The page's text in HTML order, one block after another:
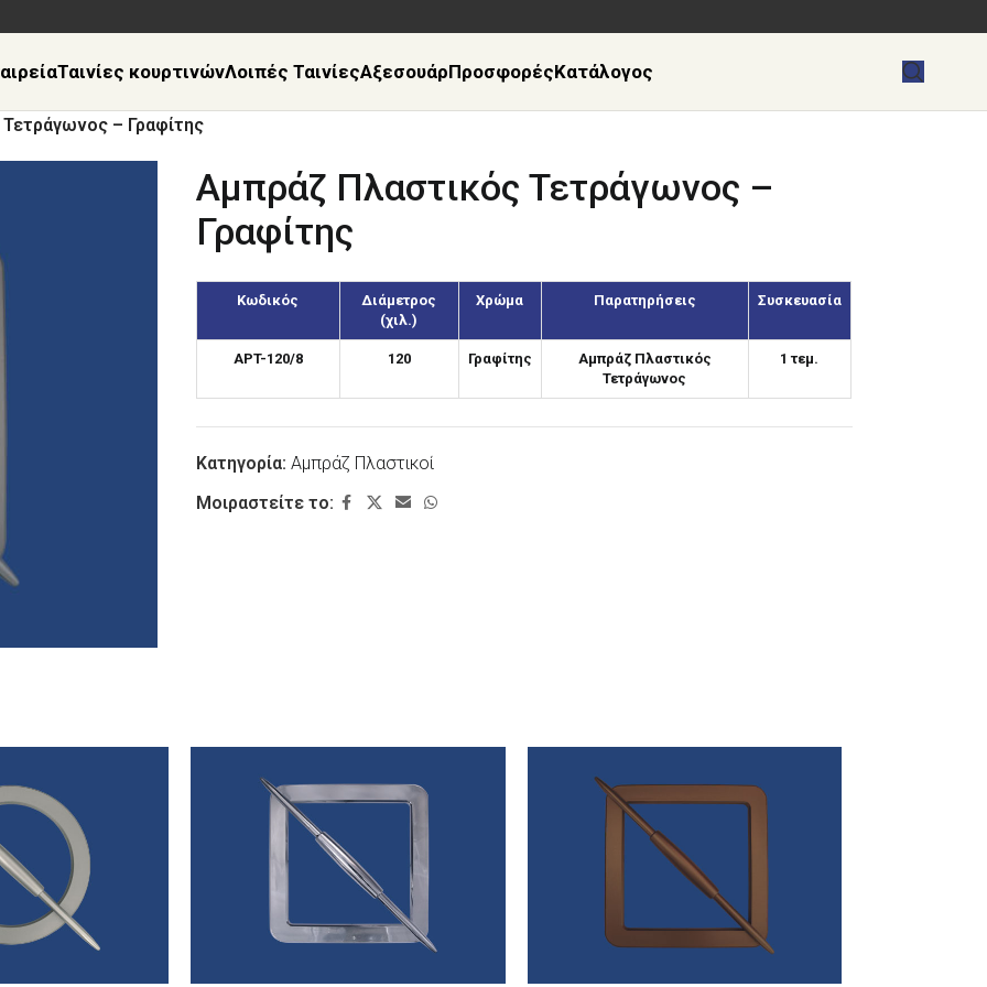
Ταινίες κουρτινώνΛοιπές ΤαινίεςΑξεσουάρΠροσφορέςΚατάλογος
– Γραφίτης
Αμπράζ Πλαστικός Τετράγωνος –
Γραφίτης
Κωδικός
Διάμετρος
(χιλ.)
Χρώμα Παρατηρήσεις Συσκευασία
APT-120/8 120 Γραφίτης
Αμπράζ Πλαστικός
Τετράγωνος
1 τεμ.
Κατηγορία: Αμπράζ Πλαστικοί
Μοιραστείτε το: